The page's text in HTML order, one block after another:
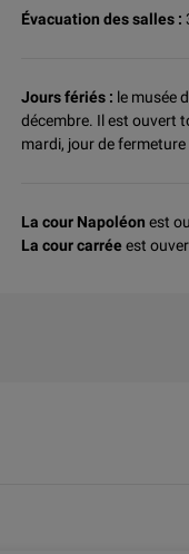
Évacuation des salles :
Jours fériés : le musée
décembre. Il est ouvert
mardi, jour de
La cour Napoléon est
La cour carréeest